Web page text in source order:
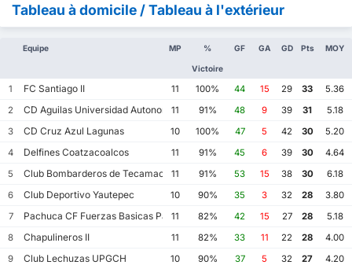
Tableau à domicile / Tableau à l'extérieur
Equipe MP %
Victoire
GF GA GD Pts MOY
1 FC Santiago II 11 100% 44 15 29 33
5.36
2
CD Aguilas Universidad Autonoma de Guerrero
11 91% 48 9 39 31
5.18
3
CD Cruz Azul Lagunas 10 100% 47 5 42 30
5.20
4
Delfines Coatzacoalcos 11 91% 45 6 39 30
4.64
5
Club Bombarderos de Tecamac 11 91% 53 15 38 30
6.18
6
Club Deportivo Yautepec 10 90% 35 3 32 28
3.80
7
Pachuca CF Fuerzas Basicas Pachuca CF III
11 82% 42 15 27 28
5.18
8
Chapulineros II 11 82% 33 11 22 28
4.00
9
Club Lechuzas UPGCH 10 90% 37 5 32 27
4.20